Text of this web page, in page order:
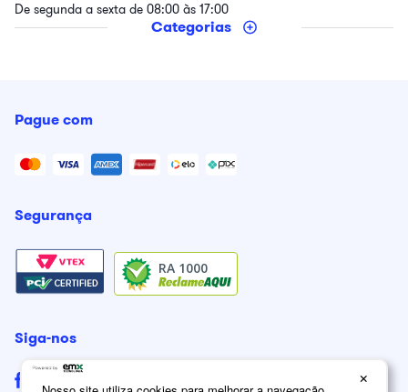
De segunda a sexta de 08:00 às 17:00
Categorias
Pague com
Segurança
RA 1000
Siga-nos
×